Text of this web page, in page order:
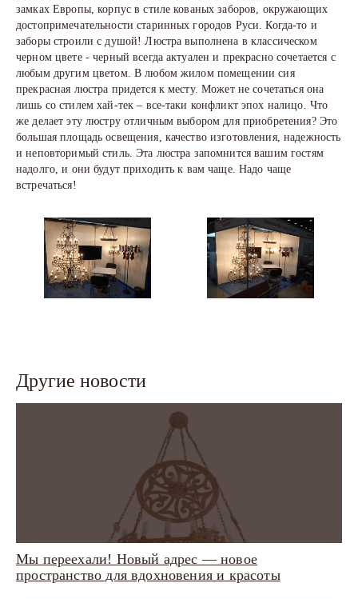
замках Европы, корпус в стиле кованых заборов, окружающих
достопримечательности старинных городов Руси. Когда-то и
заборы строили с душой! Люстра выполнена в классическом
черном цвете - черный всегда актуален и прекрасно сочетается с
любым другим цветом. В любом жилом помещении сия
прекрасная люстра придется к месту. Может не сочетаться она
лишь со стилем хай-тек – все-таки конфликт эпох налицо. Что
же делает эту люстру отличным выбором для приобретения? Это
большая площадь освещения, качество изготовления, надежность
и неповторимый стиль. Эта люстра запомнится вашим гостям
надолго, и они будут приходить к вам чаще. Надо чаще
встречаться!
Другие новости
Мы переехали! Новый адрес — новое
пространство для вдохновения и красоты